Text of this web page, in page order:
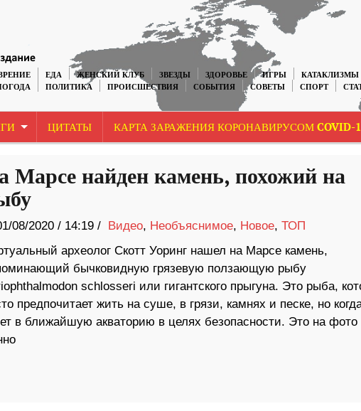
ЕДА ЖЕНСКИЙ КЛУБ ЗВЕЗДЫ ЗДОРОВЬЕ ИГРЫ
КАТАКЛИЗМЫ
ПОЛИТИКА ПРОИСШЕСТВИЯ СОБЫТИЯ СОВЕТЫ СПОРТ
ЦИТАТЫ КАРТА ЗАРАЖЕНИЯ КОРОНАВИРУСОМ COVID-
Марсе найден камень, похожий на
08/2020/ 14:19 / Видео, Необъяснимое, Новое, ТОП
археолог Скотт Уоринг нашел на Марсе камень,
бычковидную грязевую ползающую рыбу
schlosseri или гигантского прыгуна. Это рыба,
предпочитает жить на суше, в грязи, камнях и песке, но
в ближайшую акваторию в целях безопасности. Это на фото